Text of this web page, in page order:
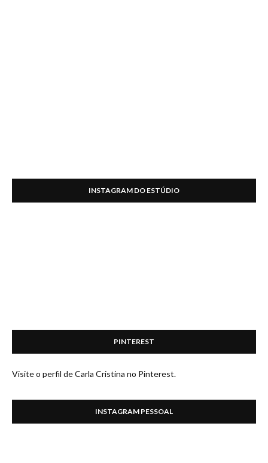
INSTAGRAM DO ESTÚDIO
PINTEREST
Visite o perfil de Carla Cristina no Pinterest.
INSTAGRAM PESSOAL